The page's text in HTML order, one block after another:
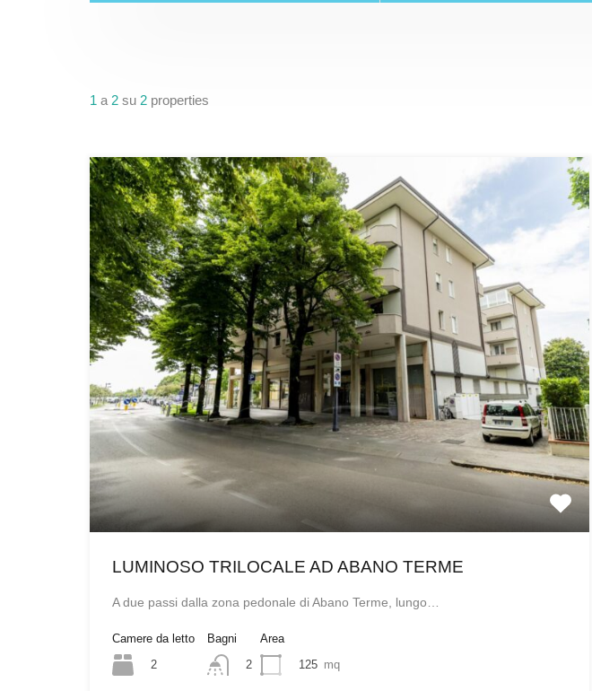
1 a 2 su 2 properties
LUMINOSO TRILOCALE AD ABANO TERME
A due passi dalla zona pedonale di Abano Terme, lungo…
Camere da letto
2
Bagni
2
Area
125 mq